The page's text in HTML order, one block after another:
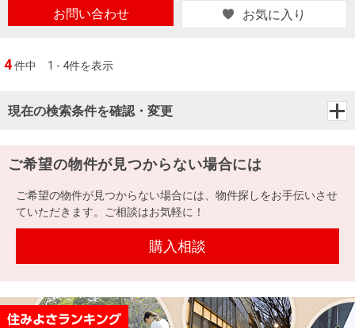
お問い合わせ お気に入り
4件中 1 - 4件を表示
現在の検索条件を確認・変更
ご希望の物件が見つからない場合には
ご希望の物件が見つからない場合には、物件探しをお手伝いさせ
ていただきます。ご相談はお気軽に！
購入相談